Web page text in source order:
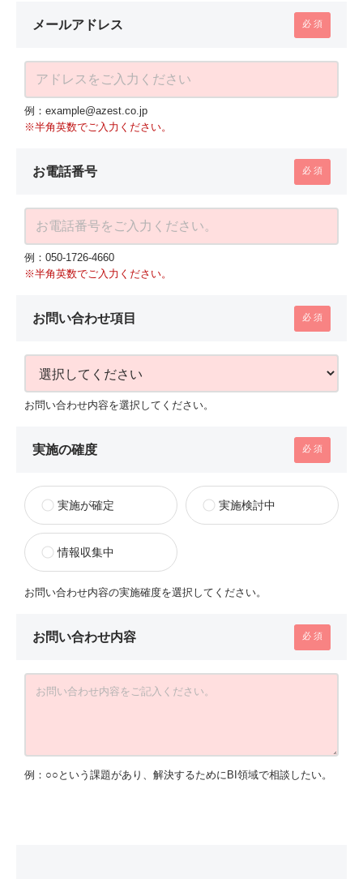
メールアドレス
例：example@azest.co.jp
※半角英数でご入力ください。
お電話番号
例：050-1726-4660
※半角英数でご入力ください。
お問い合わせ項目
お問い合わせ内容を選択してください。
実施の確度
実施が確定 実施検討中
情報収集中
お問い合わせ内容の実施確度を選択してください。
お問い合わせ内容
例：○○という課題があり、解決するためにBI領域で相談したい。